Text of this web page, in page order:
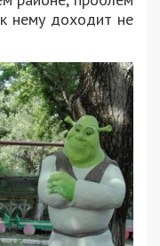
нему доходит не